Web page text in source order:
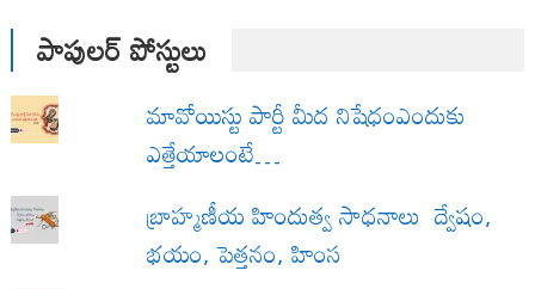
పాపులర్ పోస్టులు
మావోయిస్టు పార్టీ మీద నిషేధంఎందుకు
ఎత్తేయాలంటే…
బ్రాహ్మణీయ హిందుత్వ సాధనాలు ద్వేషం,
భయం, పెత్తనం, హింస